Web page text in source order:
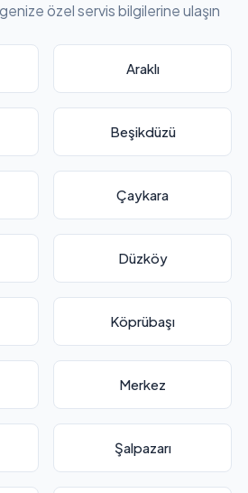
özel servis bilgilerine ulaşın
Araklı
Beşikdüzü
Çaykara
Düzköy
Köprübaşı
Merkez
Şalpazarı